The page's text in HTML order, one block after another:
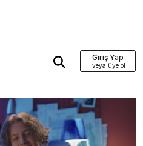
Giriş Yap